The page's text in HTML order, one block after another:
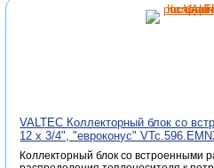
VALTEC Коллекторный блок со
12 x 3/4", "евроконус"
Коллекторный блок со встроенными